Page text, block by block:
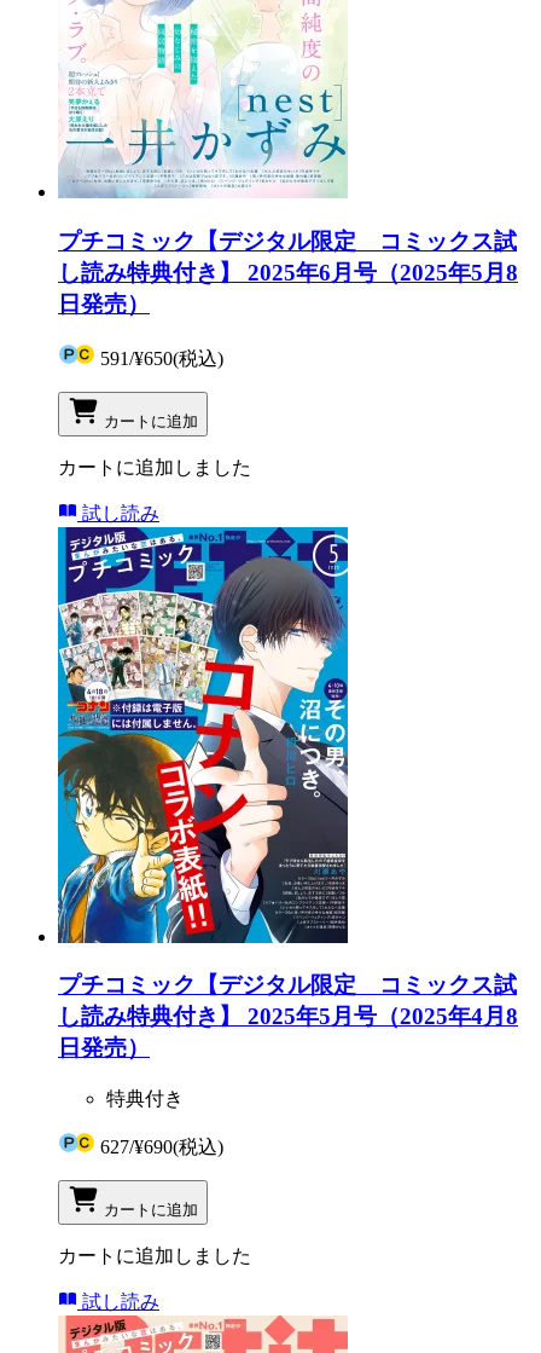
プチコミック【デジタル限定 コミックス試
し読み特典付き】 2025年6月号（2025年5月8
日発売）
591/¥650(税込)
カートに追加
カートに追加しました
試し読み
プチコミック【デジタル限定 コミックス試
し読み特典付き】 2025年5月号（2025年4月8
日発売）
特典付き
627/¥690(税込)
カートに追加
カートに追加しました
試し読み